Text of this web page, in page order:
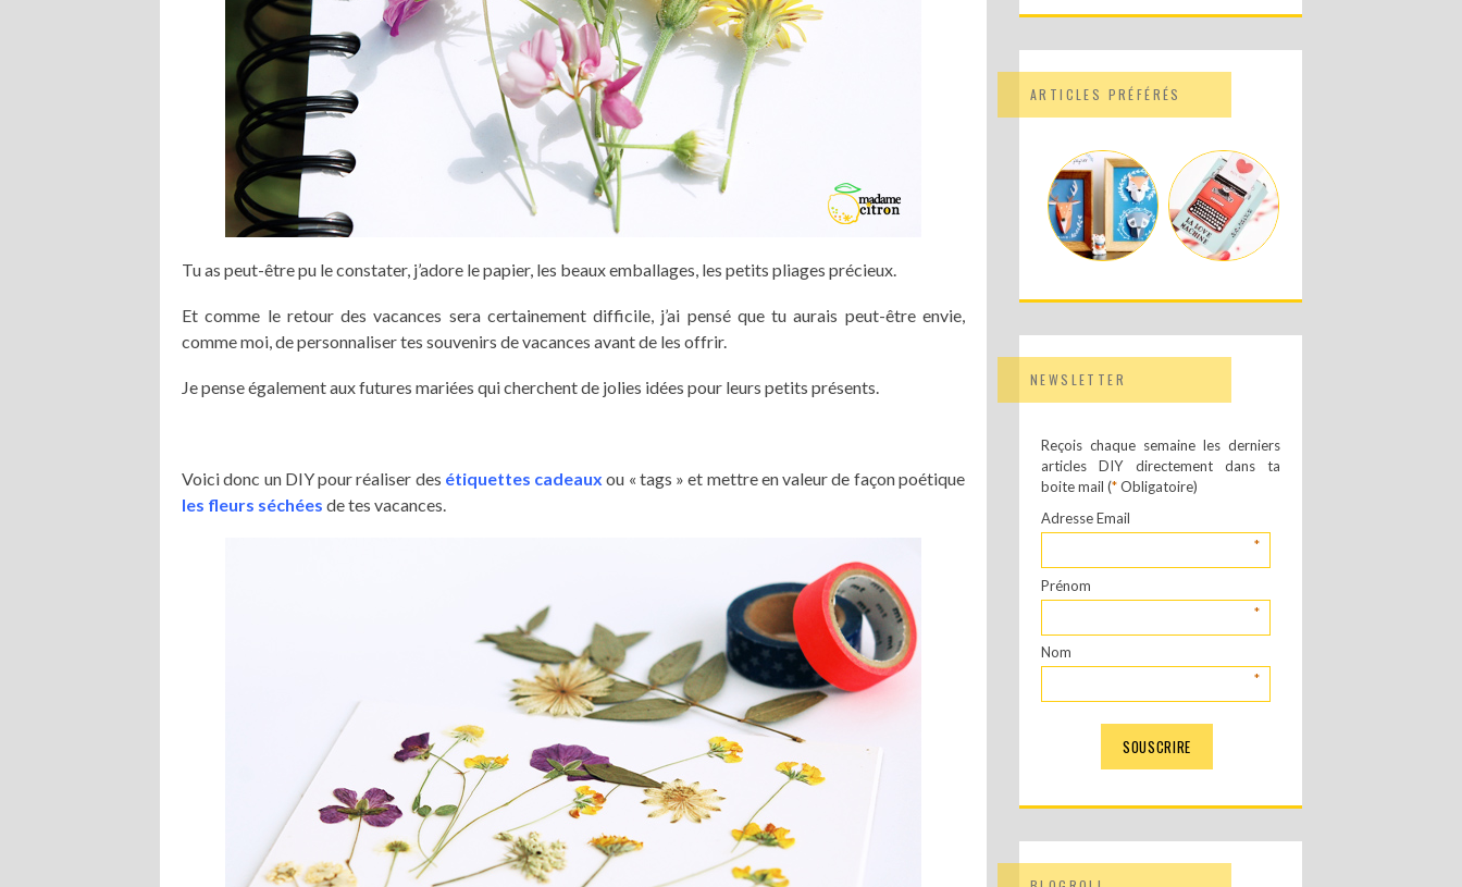
Tu as peut-être pu le constater, j’adore le papier, les beaux emballages, les petits pliages précieux.
Et comme le retour des vacances sera certainement difficile, j’ai pensé que tu aurais peut-être envie,
comme moi, de personnaliser tes souvenirs de vacances avant de les offrir.
Je pense également aux futures mariées qui cherchent de jolies idées pour leurs petits présents.
Voici donc un DIY pour réaliser des étiquettes cadeaux ou « tags » et mettre en valeur de façon poétique
les fleurs séchées de tes vacances.
ARTICLES PRÉFÉRÉS
NEWSLETTER
Reçois chaque semaine les derniers
articles DIY directement dans ta
boite mail (*Obligatoire)
Adresse Email
*
Prénom
*
Nom
*